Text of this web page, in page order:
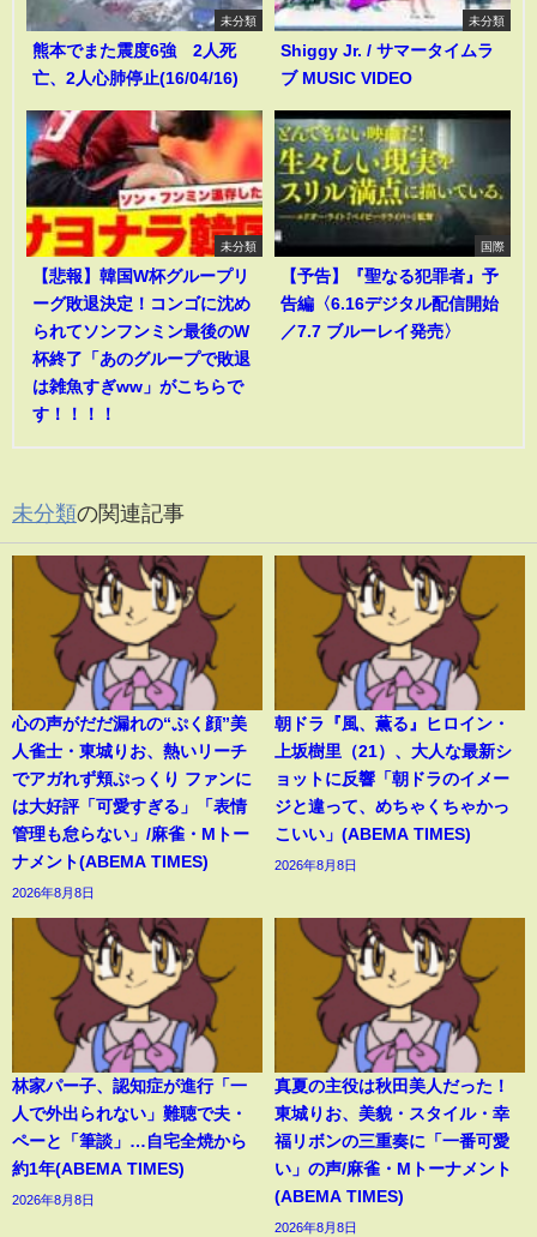
未分類
熊本でまた震度6強 2人死
亡、2人心肺停止(16/04/16)
未分類
Shiggy Jr. / サマータイムラ
ブ MUSIC VIDEO
未分類
【悲報】韓国W杯グループリ
ーグ敗退決定！コンゴに沈め
られてソンフンミン最後のW
杯終了「あのグループで敗退
は雑魚すぎww」がこちらで
す！！！！
国際
【予告】『聖なる犯罪者』予
告編〈6.16デジタル配信開始
／7.7 ブルーレイ発売〉
未分類の関連記事
心の声がだだ漏れの“ぷく顔”美
人雀士・東城りお、熱いリーチ
でアガれず頬ぷっくり ファンに
は大好評「可愛すぎる」「表情
管理も怠らない」/麻雀・Mトー
ナメント(ABEMA TIMES)
2026年8月8日
朝ドラ『風、薫る』ヒロイン・
上坂樹里（21）、大人な最新シ
ョットに反響「朝ドラのイメー
ジと違って、めちゃくちゃかっ
こいい」(ABEMA TIMES)
2026年8月8日
林家パー子、認知症が進行「一
人で外出られない」難聴で夫・
ペーと「筆談」…自宅全焼から
約1年(ABEMA TIMES)
2026年8月8日
真夏の主役は秋田美人だった！
東城りお、美貌・スタイル・幸
福リボンの三重奏に「一番可愛
い」の声/麻雀・Mトーナメント
(ABEMA TIMES)
2026年8月8日